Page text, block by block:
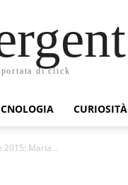
di click
CURIOSITÀ
2015: Maria...